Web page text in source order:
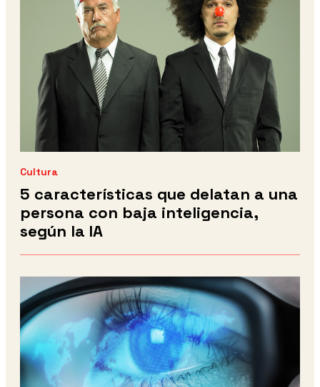
Cultura
5 características que delatan a una
persona con baja inteligencia,
según la IA